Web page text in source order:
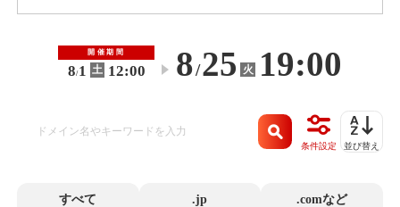
開催期間
8/1 土 12:00 〜 8/25 火 19:00
条件設定 並び替え
すべて .jp .comなど